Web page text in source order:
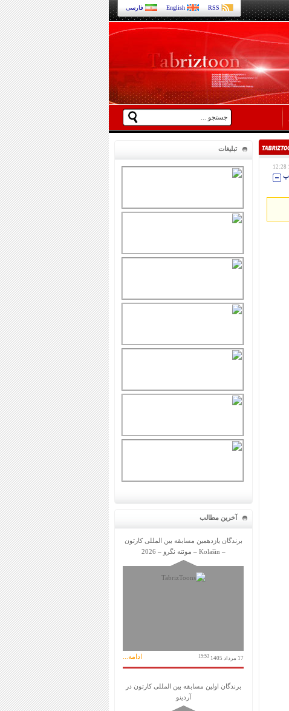
English RSS فارسی
تبلیغات
آخرین مطالب
برندگان یازدهمین مسابقه بین المللی کارتون
– Kolašin – مونته نگرو – 2026
17 مرداد 1405 15:53 ادامه...
برندگان اولین مسابقه بین المللی کارتون در
آردینو